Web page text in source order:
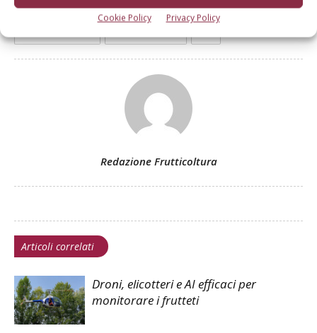
Cookie Policy Privacy Policy
Redazione Frutticoltura
Articoli correlati
Droni, elicotteri e AI efficaci per
monitorare i frutteti